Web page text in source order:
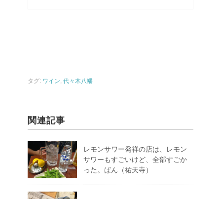
タグ: ワイン 代々木八幡
関連記事
レモンサワー発祥の店は、レモン
サワーもすごいけど、全部すごか
った。ばん（祐天寺）